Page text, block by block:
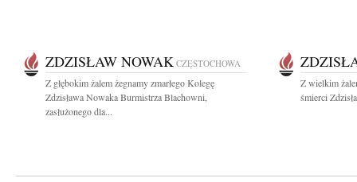
ZDZISŁAW NOWAK CZĘSTOCHOWA
Z głębokim żalem żegnamy zmarłego Kolegę
Zdzisława Nowaka Burmistrza Blachowni,
zasłużonego dla...
Z wielkim
śmierci